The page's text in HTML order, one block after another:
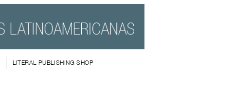
LITERAL PUBLISHING SHOP